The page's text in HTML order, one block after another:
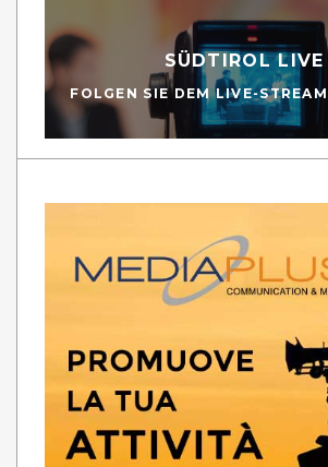
SÜDTIROL LIVE
FOLGEN SIE DEM LIVE-